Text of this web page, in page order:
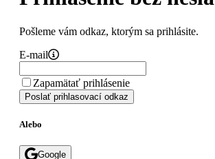
Pošleme vám odkaz, ktorým sa prihlásite.
E-mail
Zapamätať prihlásenie
Poslať prihlasovací odkaz
Alebo
Google